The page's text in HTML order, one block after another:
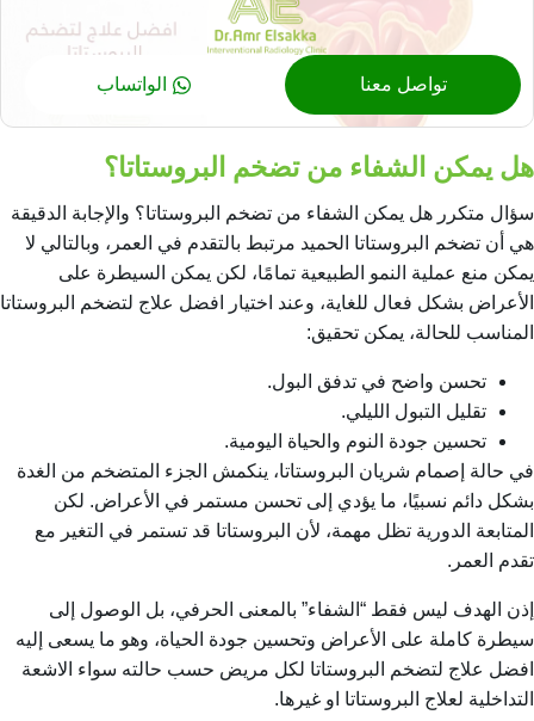
تواصل معنا الواتساب
هل يمكن الشفاء من تضخم البروستاتا؟
سؤال متكرر هل يمكن الشفاء من تضخم البروستاتا؟ والإجابة الدقيقة
هي أن تضخم البروستاتا الحميد مرتبط بالتقدم في العمر، وبالتالي لا
يمكن منع عملية النمو الطبيعية تمامًا، لكن يمكن السيطرة على
الأعراض بشكل فعال للغاية، وعند اختيار افضل علاج لتضخم البروستاتا
المناسب للحالة، يمكن تحقيق:
تحسن واضح في تدفق البول.
تقليل التبول الليلي.
تحسين جودة النوم والحياة اليومية.
في حالة إصمام شريان البروستاتا، ينكمش الجزء المتضخم من الغدة
بشكل دائم نسبيًا، ما يؤدي إلى تحسن مستمر في الأعراض. لكن
المتابعة الدورية تظل مهمة، لأن البروستاتا قد تستمر في التغير مع
تقدم العمر.
إذن الهدف ليس فقط “الشفاء” بالمعنى الحرفي، بل الوصول إلى
سيطرة كاملة على الأعراض وتحسين جودة الحياة، وهو ما يسعى إليه
افضل علاج لتضخم البروستاتا لكل مريض حسب حالته سواء الاشعة
التداخلية لعلاج البروستاتا او غيرها.